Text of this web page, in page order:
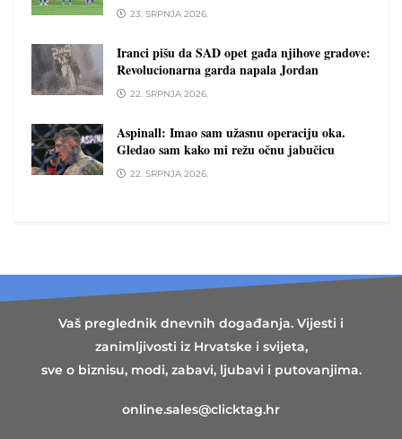
23. SRPNJA 2026.
Iranci pišu da SAD opet gađa njihove gradove:
Revolucionarna garda napala Jordan
22. SRPNJA 2026.
Aspinall: Imao sam užasnu operaciju oka.
Gledao sam kako mi režu očnu jabučicu
22. SRPNJA 2026.
Vaš preglednik dnevnih događanja. Vijesti i
zanimljivosti iz Hrvatske i svijeta,
sve o biznisu, modi, zabavi, ljubavi i putovanjima.
online.sales@clicktag.hr